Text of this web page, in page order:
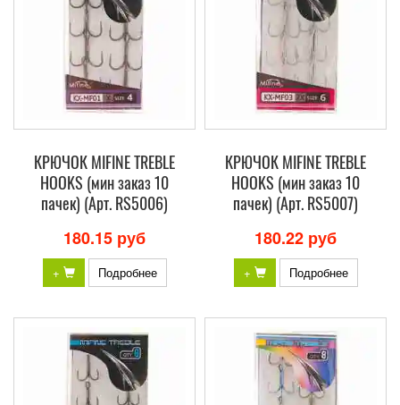
КРЮЧОК MIFINE TREBLE
HOOKS (мин заказ 10
пачек) (Арт. RS5006)
180.15 руб
+ Подробнее
КРЮЧОК MIFINE TREBLE
HOOKS (мин заказ 10
пачек) (Арт. RS5007)
180.22 руб
+ Подробнее